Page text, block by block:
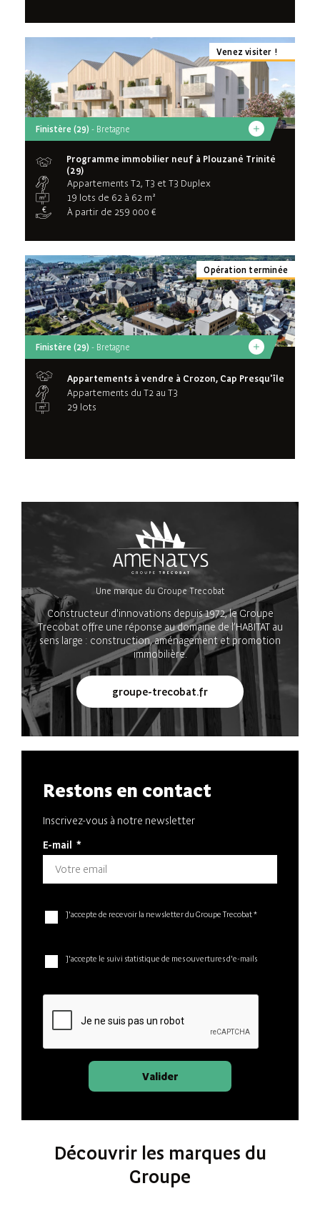
Venez visiter !
Finistère (29) - Bretagne
Programme immobilier neuf à Plouzané Trinité
(29)
Appartements T2, T3 et T3 Duplex
19 lots de 62 à 62 m²
À partir de 259 000 €
Opération terminée
Finistère (29) - Bretagne
Appartements à vendre à Crozon, Cap Presqu'île
Appartements du T2 au T3
29 lots
Une marque du Groupe Trecobat
Constructeur d'innovations depuis 1972, le Groupe
Trecobat offre une réponse au domaine de l’HABITAT au
sens large : construction, aménagement et promotion
immobilière.
groupe-trecobat.fr
Restons en contact
Inscrivez-vous à notre newsletter
E-mail *
J'accepte de recevoir la newsletter du Groupe Trecobat *
J'accepte le suivi statistique de mes ouvertures d'e-mails
Valider
Découvrir les marques du
Groupe